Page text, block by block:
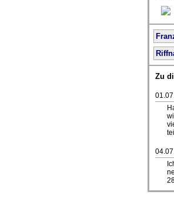
Zu